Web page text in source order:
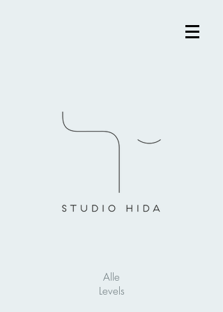
Alle
Levels